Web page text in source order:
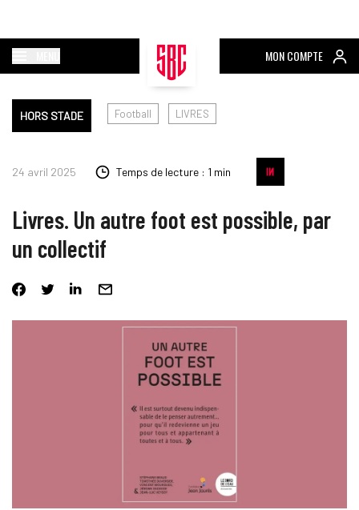
MON COMPTE
HORS STADE Football LIVRES
24 avril 2025 Temps de lecture : 1 min
Livres. Un autre foot est possible, par
un collectif